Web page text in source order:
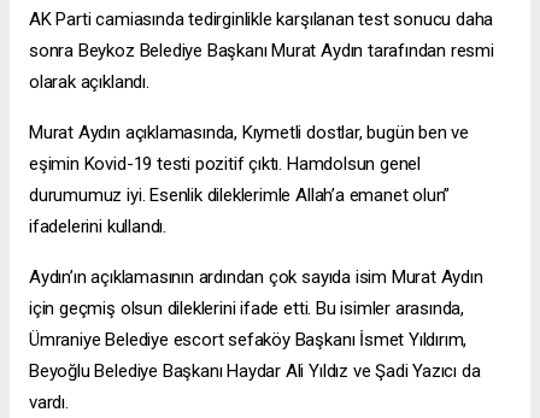
AK Parti camiasında tedirginlikle karşılanan test sonucu daha
sonra Beykoz Belediye Başkanı Murat Aydın tarafından resmi
olarak açıklandı.
Murat Aydın açıklamasında, Kıymetli dostlar, bugün ben ve
eşimin Kovid-19 testi pozitif çıktı. Hamdolsun genel
durumumuz iyi. Esenlik dileklerimle Allah’a emanet olun”
ifadelerini kullandı.
Aydın’ın açıklamasının ardından çok sayıda isim Murat Aydın
için geçmiş olsun dileklerini ifade etti. Bu isimler arasında,
Ümraniye Belediye escort sefaköyBaşkanı İsmet Yıldırım,
Beyoğlu Belediye Başkanı Haydar Ali Yıldız ve Şadi Yazıcı da
vardı.